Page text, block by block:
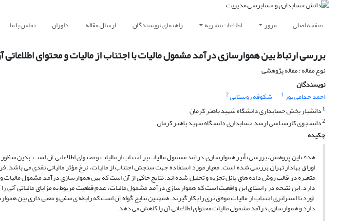
صفحه اصلی مرور اطلاعات نشریه راهنمای نویسندگان ارسال مقاله داوران تماس با ما
بررسی ارتباط بین هموارسازی درآمد مشمول مالیات با اجتناب از مالیات و محتوای اطلاعاتی
نوع مقاله : مقاله پژوهشی
نویسندگان
احمد خدامی پور1 شکوفه روستایی2
1 دانشیار بخش حسابداری دانشگاه شهید باهنر کرمان
2دانشجوی کارشناسی ارشد حسابداری دانشگاه شهید باهنر کرمان
چکیده
اوراق بهادار تهران بررسی شده است. معیار مورد استفاده جهت سنجش اجتناب از مالیات، نرخ مؤثر مالیاتی نقدی می
متغیره در قالب روش داده های پانل تجزیه و تحلیل شده اند. نتایج حاکی از آن است که بین هموارسازی درآمد مشمول مالیات
دارد. این نتیجه در راستای این واقعیت است که هموارسازی درآمد مشمول مالیات، عدم قطعیت مربوط به مزایای مالیاتی
آورد تا استراتژی اجتناب از مالیات موفق تری را بکار گیرند. همچنین نتایج گواه آن است که رابطه ی منفی و معنی داری بین
دارد و هموارسازی درآمد مشمول مالیات محتوای اطلاعاتی آن را کاهش می دهد.